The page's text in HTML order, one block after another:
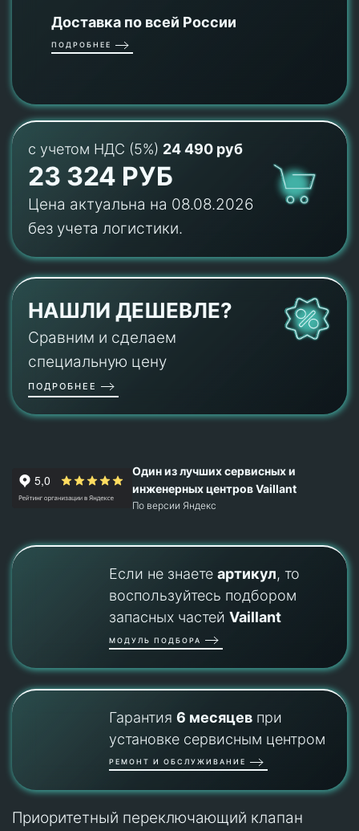
Доставка по всей России
ПОДРОБНЕЕ
с учетом НДС (5%) 24 490 руб
23 324 РУБ
Цена актуальна на 08.08.2026
без учета логистики.
НАШЛИ ДЕШЕВЛЕ?
Сравним и сделаем
специальную цену
ПОДРОБНЕЕ
Один из лучших сервисных и
инженерных центров Vaillant
По версии Яндекс
Если не знаете артикул, то
воспользуйтесь подбором
запасных частей Vaillant
МОДУЛЬ ПОДБОРА
Гарантия 6 месяцевпри
установке сервисным центром
РЕМОНТ И ОБСЛУЖИВАНИЕ
Приоритетный переключающий клапан